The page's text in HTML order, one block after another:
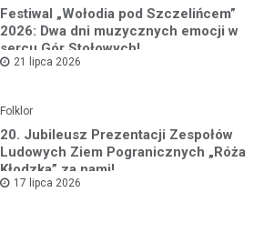
Festiwal „Wołodia pod Szczelińcem”
2026: Dwa dni muzycznych emocji w
sercu Gór Stołowych!
21 lipca 2026
Folklor
20. Jubileusz Prezentacji Zespołów
Ludowych Ziem Pogranicznych „Róża
Kłodzka” za nami!
17 lipca 2026